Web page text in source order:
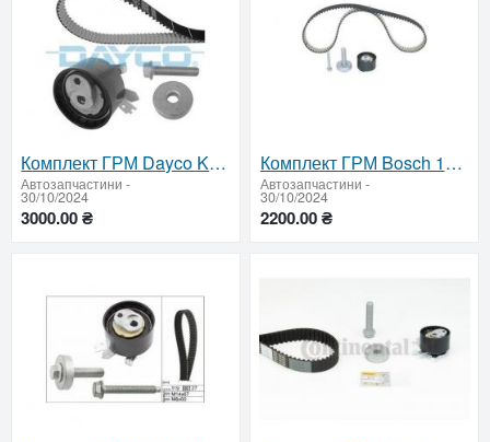
Комплект ГРМ Dayco K9K 1987946705
Автозапчастини -
30/10/2024
3000.00 ₴
Комплект ГРМ Bosch 1987946705
Автозапчастини -
30/10/2024
2200.00 ₴